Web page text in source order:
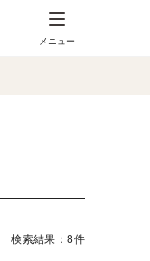
メニュー
検索結果：8件